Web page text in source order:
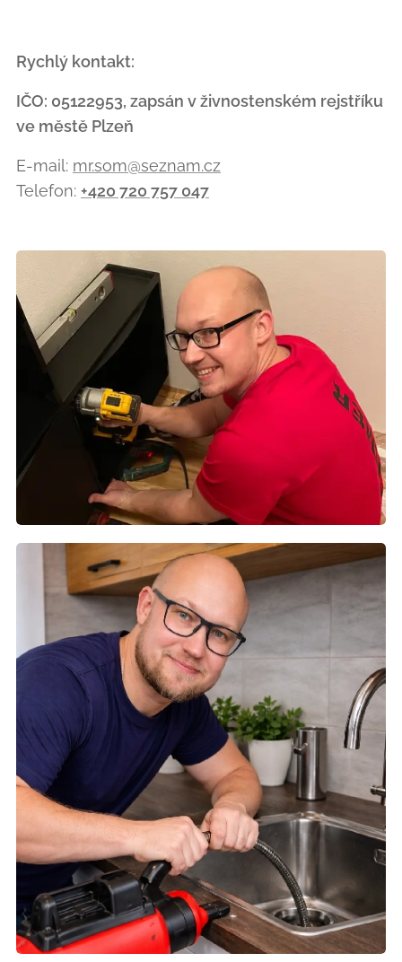
Rychlý kontakt:
IČO: 05122953, zapsán v živnostenském rejstříku
ve městě Plzeň
E-mail: mr.som@seznam.cz
Telefon: +420 720 757 047